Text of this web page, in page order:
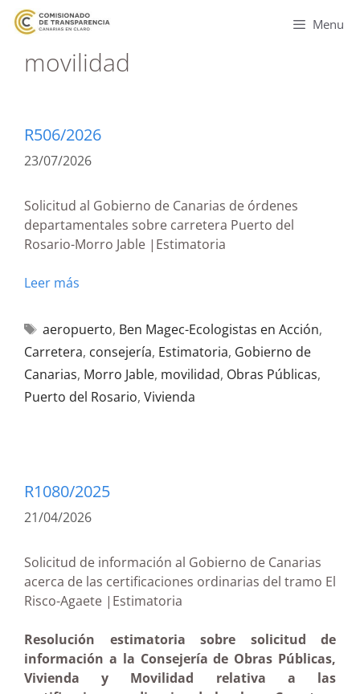
Menu
movilidad
R506/2026
23/07/2026
Solicitud al Gobierno de Canarias de órdenes
departamentales sobre carretera Puerto del
Rosario-Morro Jable |Estimatoria
Leer más
aeropuerto, Ben Magec-Ecologistas en Acción,
Carretera, consejería, Estimatoria, Gobierno de
Canarias, Morro Jable, movilidad, Obras Públicas,
Puerto del Rosario, Vivienda
R1080/2025
21/04/2026
Solicitud de información al Gobierno de Canarias
acerca de las certificaciones ordinarias del tramo El
Risco-Agaete |Estimatoria
Resolución estimatoria sobre solicitud de
información a la Consejería de Obras Públicas,
Vivienda y Movilidad relativa a las